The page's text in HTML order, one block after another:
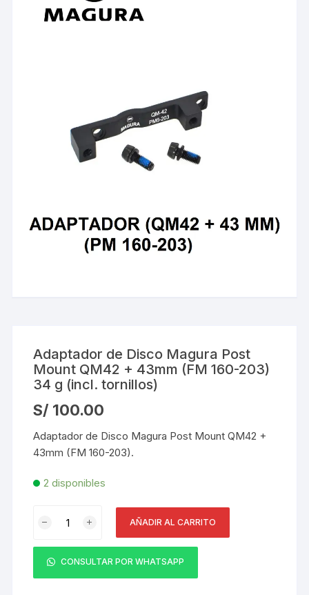
Adaptador de Disco Magura Post
Mount QM42 + 43mm (FM 160-203)
34 g (incl. tornillos)
S/ 100.00
Adaptador de Disco Magura Post Mount QM42 +
43mm (FM 160-203).
2 disponibles
Disco
Magura
Post
AÑADIR AL CARRITO
CONSULTAR POR WHATSAPP